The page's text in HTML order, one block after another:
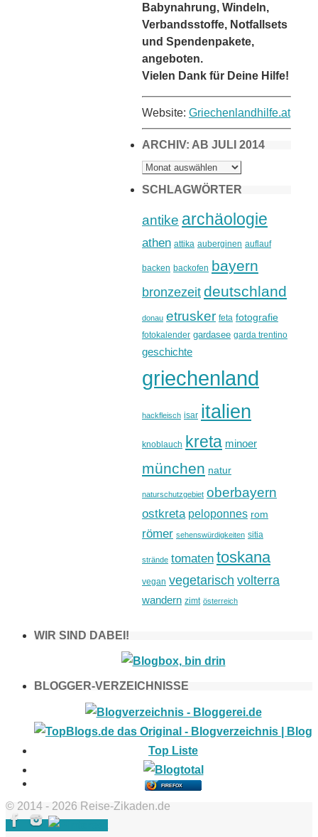
Babynahrung, Windeln,
Verbandsstoffe, Notfallsets
und Spendenpakete,
angeboten.
Vielen Dank für Deine Hilfe!
Website: Griechenlandhilfe.at
ARCHIV: AB JULI 2014
ARCHIV:
AB
2014
SCHLAGWÖRTER
antike archäologie
athen attika auberginen auflauf
backen backofen bayern
bronzezeit deutschland
donau etrusker feta fotografie
fotokalender gardasee garda trentino
geschichte
griechenland
hackfleisch isar italien
knoblauch kreta minoer
münchen natur
naturschutzgebiet oberbayern
ostkreta peloponnes rom
römer sehenswürdigkeiten sitia
strände tomaten toskana
vegan vegetarisch volterra
wandern zimt österreich
WIR SIND DABEI!
BLOGGER-VERZEICHNISSE
FIREFOX
© 2014 - 2026 Reise-Zikaden.de